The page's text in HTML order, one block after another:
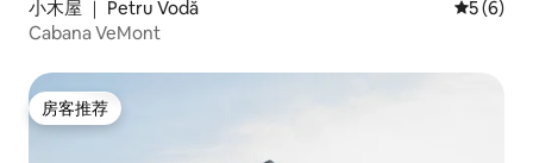
小木屋 ｜ Petru Vodă 平均评分
5 (6)
Cabana VeMont
房客推荐
房客推荐